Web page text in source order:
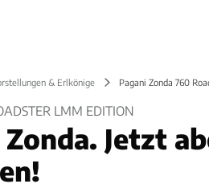
& Erlkönige Pagani Zonda 760
LMM EDITION
Jetzt